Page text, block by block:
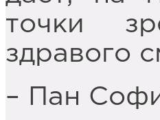
точки
здравого
– Пан